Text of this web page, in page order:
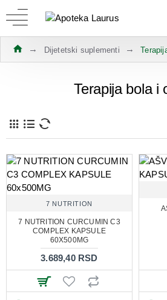
Dijetetski suplementi
Terapija bola i
7 NUTRITION
7 NUTRITION CURCUMIN C3
COMPLEX KAPSULE
60X500MG
3.689,40 RSD